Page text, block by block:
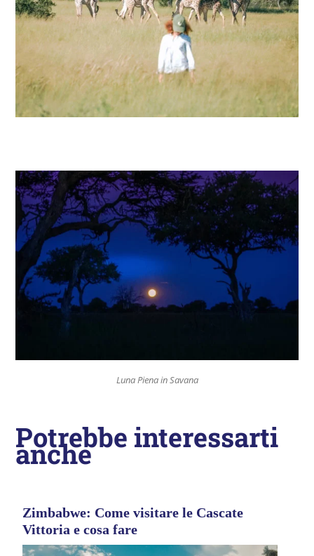
Luna Piena in Savana
Potrebbe interessarti
anche
Zimbabwe: Come visitare le Cascate
Vittoria e cosa fare